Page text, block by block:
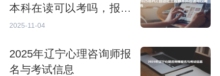
本科在读可以考吗，报考
条件是什么
2025-11-04
2025年辽宁心理咨询师报
名与考试信息